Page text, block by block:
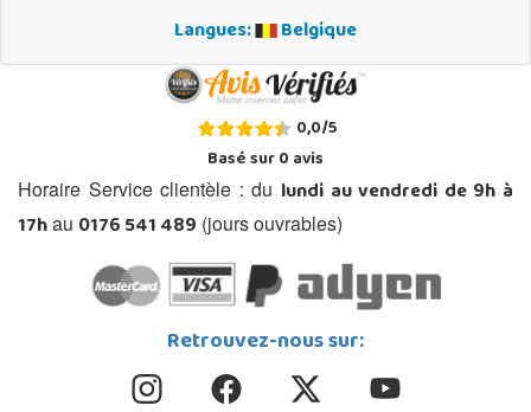
Langues: Belgique
0,0/5
Basé sur0avis
Horaire Service clientèle : du lundi au vendredi de 9h à
17hau 0176 541 489 (jours ouvrables)
Retrouvez-nous sur: